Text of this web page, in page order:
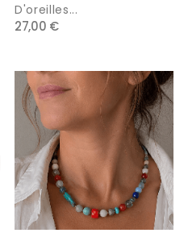
D'oreilles...
27,00 €